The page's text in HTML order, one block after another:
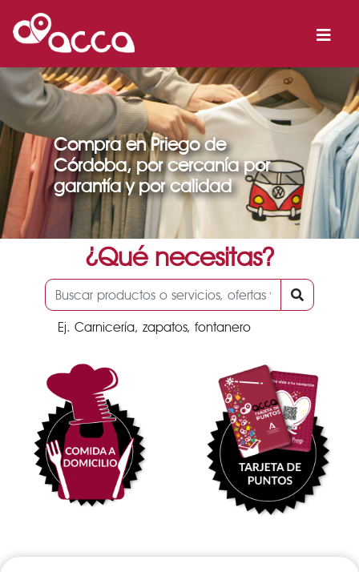
Compra en Priego de
Córdoba, por cercanía por
garantía y por calidad
¿Qué necesitas?
Ej. Carnicería, zapatos, fontanero